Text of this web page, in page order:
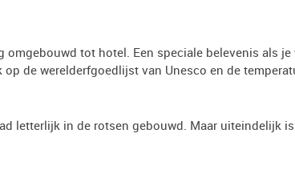
omgebouwd tot hotel. Een speciale belevenis als
op de werelderfgoedlijst van Unesco en de
letterlijk in de rotsen gebouwd. Maar uiteindelijk